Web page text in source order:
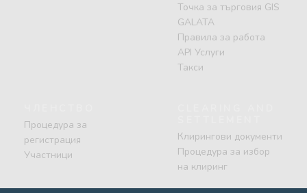
Точка за търговия GIS
GALATA
Правила за работа
API Услуги
Такси
Процедура за
регистрация
Участници
Клирингови документи
Процедура за избор
на клиринг